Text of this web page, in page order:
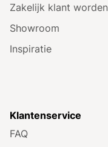
Zakelijk klant worden
Showroom
Inspiratie
Klantenservice
FAQ